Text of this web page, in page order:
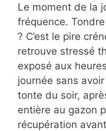
Le moment de la
fréquence.
? C’est le pire
retrouve stressé
exposé aux
journée sans
tonte du soir,
entière au gazon
récupération